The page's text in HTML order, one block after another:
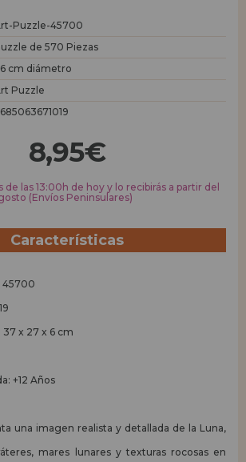
¿Quieres vender en tu negocio
con descuentos especiales para la distribución.
esperando.
DISTRIBUIDOR
Puzzle-45700
de 570 Piezas
cm diámetro
Puzzle
8,95€
de las 13:00h de hoy y lo recibirás a partir del
(Envíos Peninsulares)
Características
45700
x 27 x 6 cm
+12 Años
una imagen realista y detallada de la Luna,
mares lunares y texturas rocosas en